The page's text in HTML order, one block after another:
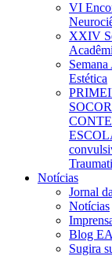
VI
XXIV
Estética
Notícias
Jornal
Notícias
Blog
Sugira